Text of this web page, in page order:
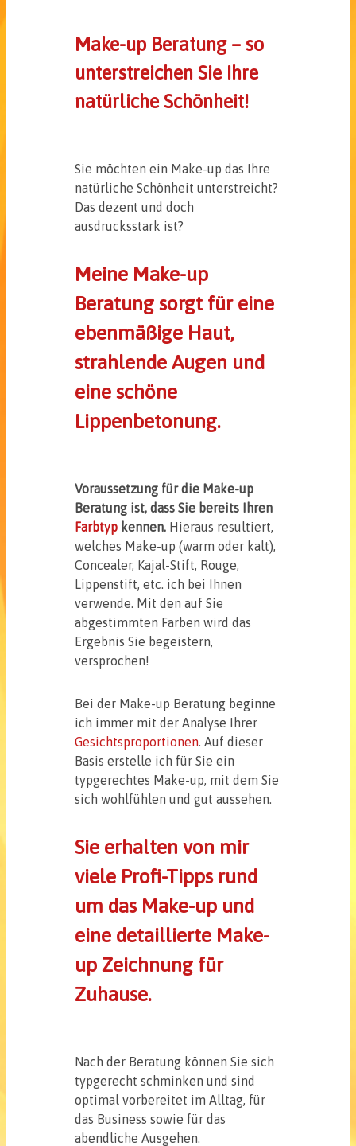
Make-up Beratung – so
unterstreichen Sie Ihre
natürliche Schönheit!
Sie möchten ein Make-up das Ihre
natürliche Schönheit unterstreicht?
Das dezent und doch
ausdrucksstark ist?
Meine Make-up
Beratung sorgt für eine
ebenmäßige Haut,
strahlende Augen und
eine schöne
Lippenbetonung.
Voraussetzung für die Make-up
Beratung ist, dass Sie bereits Ihren
Farbtyp kennen. Hieraus resultiert,
welches Make-up (warm oder kalt),
Concealer, Kajal-Stift, Rouge,
Lippenstift, etc. ich bei Ihnen
verwende. Mit den auf Sie
abgestimmten Farben wird das
Ergebnis Sie begeistern,
versprochen!
Bei der Make-up Beratung beginne
ich immer mit der Analyse Ihrer
Gesichtsproportionen. Auf dieser
Basis erstelle ich für Sie ein
typgerechtes Make-up, mit dem Sie
sich wohlfühlen und gut aussehen.
Sie erhalten von mir
viele Profi-Tipps rund
um das Make-up und
eine detaillierte Make-
up Zeichnung für
Zuhause.
Nach der Beratung können Sie sich
typgerecht schminken und sind
optimal vorbereitet im Alltag, für
das Business sowie für das
abendliche Ausgehen.